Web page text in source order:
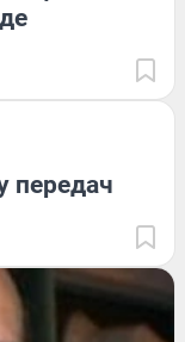
передач